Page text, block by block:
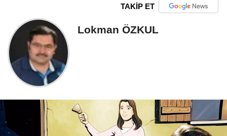
TAKİP ET
Lokman ÖZKUL